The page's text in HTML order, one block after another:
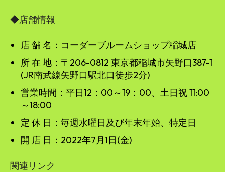
◆店舗情報
店 舗 名：コーダーブルームショップ稲城店
所 在 地：〒206-0812 東京都稲城市矢野口387-1
(JR南武線矢野口駅北口徒歩2分)
営業時間：平日12：00～19：00、土日祝 11:00
～18:00
定 休 日：毎週水曜日及び年末年始、特定日
開 店 日：2022年7月1日(金)
関連リンク